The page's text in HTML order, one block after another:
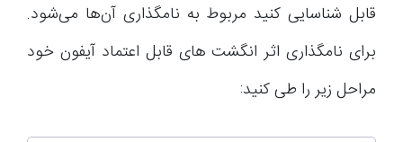
قابل شناسایی کنید مربوط به نامگذاری آن‌ها می‌شود.
برای نامگذاری اثر انگشت های قابل اعتماد آیفون خود
مراحل زیر را طی کنید: